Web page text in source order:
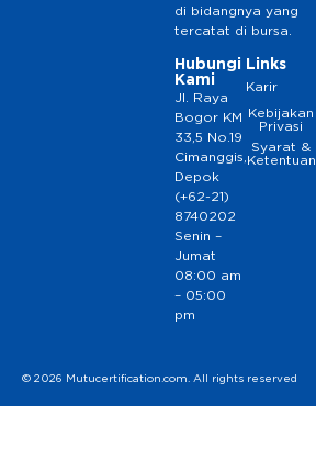
di bidangnya yang
tercatat di bursa.
Hubungi
Kami
Jl. Raya
Bogor KM
33,5 No.19
Cimanggis,
Depok
(+62-21)
8740202
Senin –
Jumat
08:00 am
– 05:00
pm
Links
Karir
Kebijakan
Privasi
Syarat &
Ketentuan
© 2026 Mutucertification.com. All rights reserved